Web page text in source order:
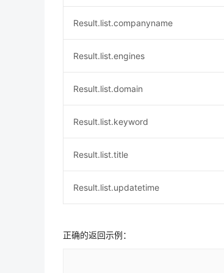
Result.list.companyname
Result.list.engines
Result.list.domain
Result.list.keyword
Result.list.title
Result.list.updatetime
正确的返回示例：